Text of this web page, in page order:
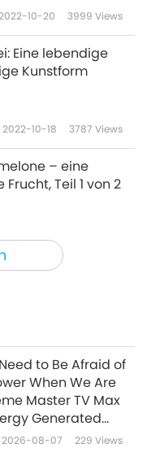
10-20 3999 Views
Eine lebendige
Kunstform
2022-10-18 3787 Views
– eine
Teil 1 von 2
10-06
eines der
Musikinstrumente
1 von 2
to Be Afraid of
When We Are
Master TV Max
Generated
More Powerful than
2026-08-07 229 Views